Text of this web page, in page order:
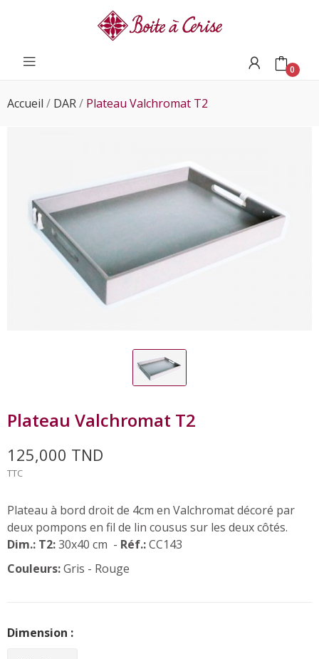
0
Accueil DAR Plateau Valchromat T2
Plateau Valchromat T2
125,000 TND
TTC
Plateau à bord droit de 4cm en Valchromat décoré par
deux pompons en fil de lin cousus sur les deux côtés.
Dim.: T2:30x40 cm - Réf.:CC143
Couleurs:Gris - Rouge
Dimension :